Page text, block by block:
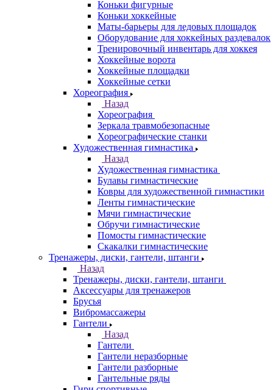
Коньки фигурные
Коньки хоккейные
Маты-барьеры для ледовых площадок
Оборудование для хоккейных раздевалок
Тренировочный инвентарь для хоккея
Хоккейные ворота
Хоккейные площадки
Хоккейные сетки
Хореография
Назад
Хореография
Зеркала травмобезопасные
Хореографические станки
Художественная гимнастика
Назад
Художественная гимнастика
Булавы гимнастические
Ковры для художественной гимнастики
Ленты гимнастические
Мячи гимнастические
Обручи гимнастические
Помосты гимнастические
Скакалки гимнастические
Тренажеры, диски, гантели, штанги
Назад
Тренажеры, диски, гантели, штанги
Аксессуары для тренажеров
Брусья
Вибромассажеры
Гантели
Назад
Гантели
Гантели неразборные
Гантели разборные
Гантельные ряды